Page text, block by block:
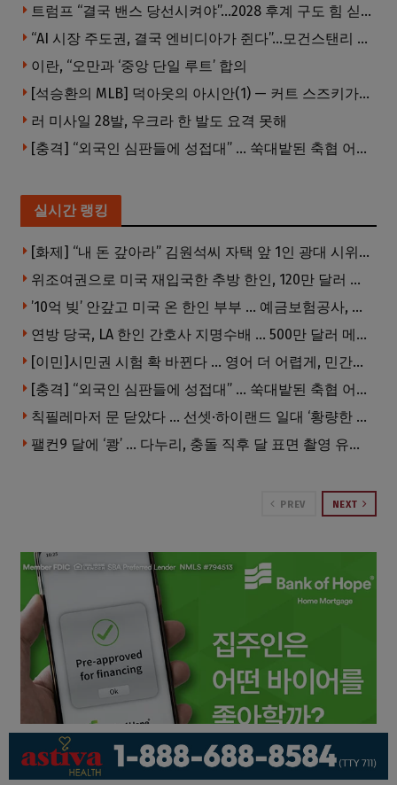
트럼프 “결국 밴스 당선시켜야”…2028 후계 구도 힘 싣나
“AI 시장 주도권, 결국 엔비디아가 쥔다”…모건스탠리 장담
이란, “오만과 ‘중앙 단일 루트’ 합의
[석승환의 MLB] 덕아웃의 아시안(1) — 커트 스즈키가 우리에게 묻는 것
러 미사일 28발, 우크라 한 발도 요격 못해
[충격] “외국인 심판들에 성접대” … 쑥대밭된 축협 어디까지 추락하나
실시간 랭킹
[화제] “내 돈 갚아라” 김원석씨 자택 앞 1인 광대 시위 … 한인 투자사, “108만 달러 못받아”
위조여권으로 미국 재입국한 추방 한인, 120만 달러 은행 사기 행각
’10억 빚’ 안갚고 미국 온 한인 부부 … 예금보험공사, 미국서 소송
연방 당국, LA 한인 간호사 지명수배 … 500만 달러 메디캐어 사기, 선고 직전 한국 도주
[이민]시민권 시험 확 바뀐다 … 영어 더 어렵게, 민간시험 도입 추진
[충격] “외국인 심판들에 성접대” … 쑥대밭된 축협 어디까지 추락하나
칙필레마저 문 닫았다 … 선셋·하이랜드 일대 ‘황량한 거리’로
팰컨9 달에 ‘쾅’ … 다누리, 충돌 직후 달 표면 촬영 유일 탐사선
PREV NEXT